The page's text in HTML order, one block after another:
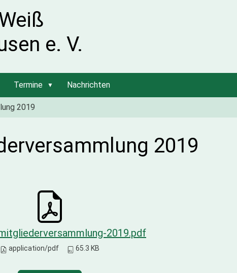
e. V.
Termine Nachrichten
2019
2019
2019.pdf
application/pdf 65.3 KB